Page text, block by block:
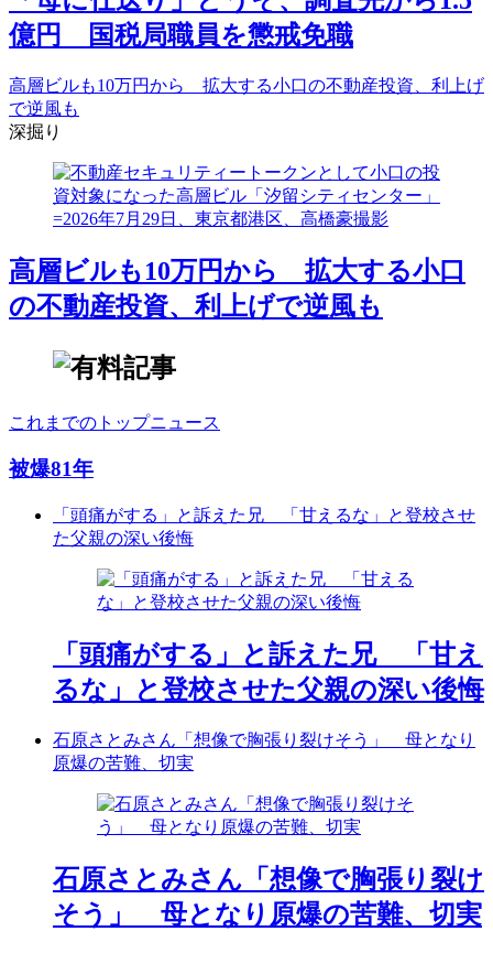
億円 国税局職員を懲戒免職
高層ビルも10万円から 拡大する小口の不動産投資、利上げ
で逆風も
深掘り
高層ビルも10万円から 拡大する小口
の不動産投資、利上げで逆風も
これまでのトップニュース
被爆81年
「頭痛がする」と訴えた兄 「甘えるな」と登校させ
た父親の深い後悔
「頭痛がする」と訴えた兄 「甘え
るな」と登校させた父親の深い後悔
石原さとみさん「想像で胸張り裂けそう」 母となり
原爆の苦難、切実
石原さとみさん「想像で胸張り裂け
そう」 母となり原爆の苦難、切実